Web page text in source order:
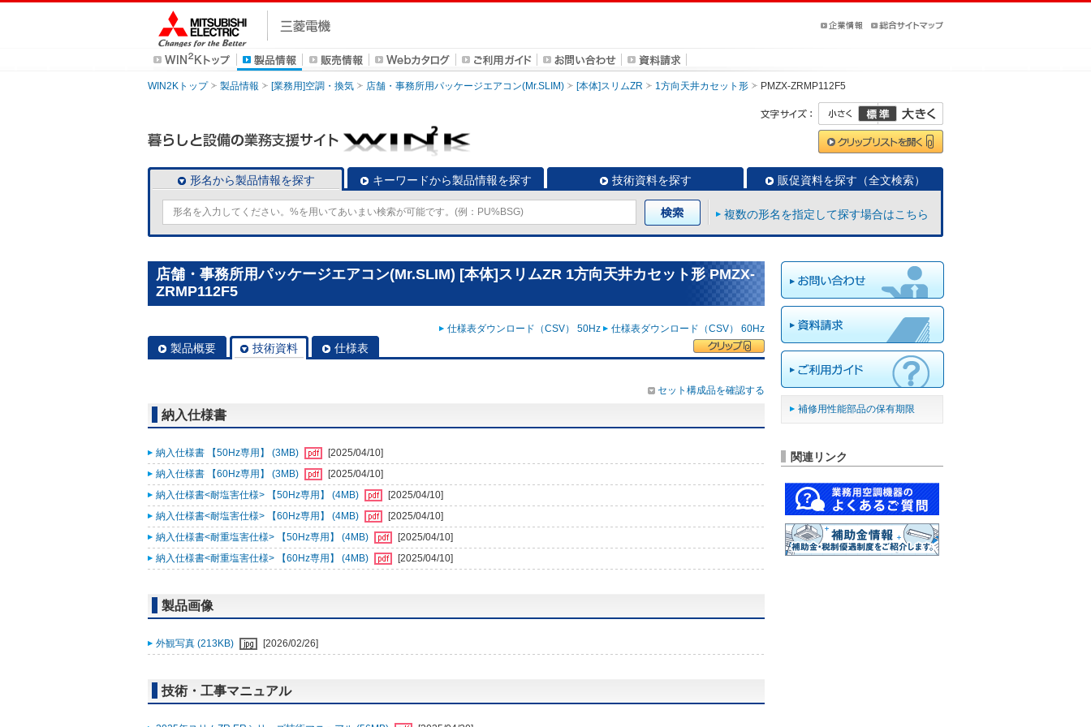
WIN2Kトップ 製品情報 [業務用]空調・換気 店舗・事務所用パッケージエアコン(Mr.SLIM) [本体]スリムZR 1方向天井カセット形 PMZX-ZRMP112F5
形名から製品情報を探す キーワードから製品情報を探す 技術資料を探す 販促資料を探す（全文検索）
複数の形名を指定して探す場合はこちら
店舗・事務所用パッケージエアコン(Mr.SLIM) [本体]スリムZR 1方向天井カセット形 PMZX-
ZRMP112F5
仕様表ダウンロード（CSV） 50Hz 仕様表ダウンロード（CSV） 60Hz
製品概要 技術資料 仕様表
セット構成品を確認する
納入仕様書
納入仕様書 【50Hz専用】 (3MB)
[2025/04/10]
納入仕様書 【60Hz専用】 (3MB)
[2025/04/10]
納入仕様書<耐塩害仕様> 【50Hz専用】 (4MB)
[2025/04/10]
納入仕様書<耐塩害仕様> 【60Hz専用】 (4MB)
[2025/04/10]
納入仕様書<耐重塩害仕様> 【50Hz専用】 (4MB)
[2025/04/10]
納入仕様書<耐重塩害仕様> 【60Hz専用】 (4MB)
[2025/04/10]
製品画像
外観写真 (213KB) [2026/02/26]
技術・工事マニュアル
補修用性能部品の保有期限
関連リンク